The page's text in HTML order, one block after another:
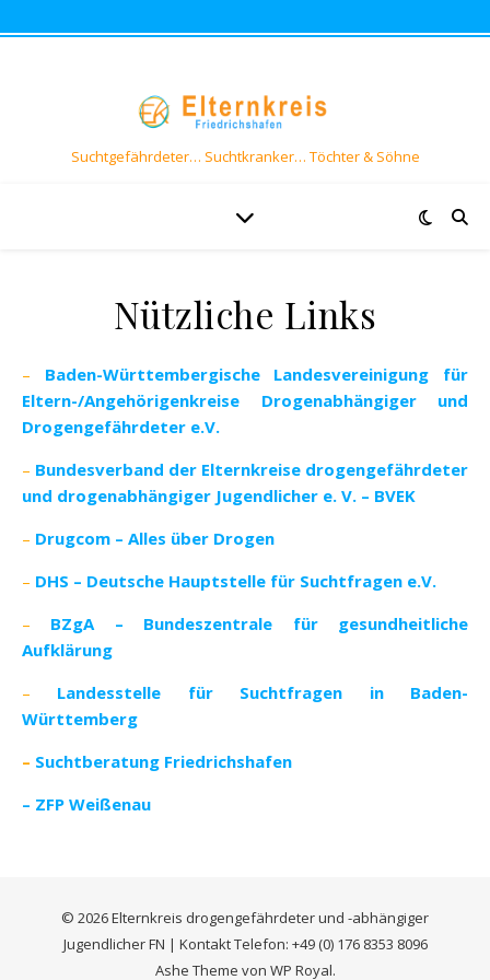
Suchtgefährdeter… Suchtkranker… Töchter & Söhne
Nützliche Links
Baden-Württembergische Landesvereinigung für
Eltern-/Angehörigenkreise Drogenabhängiger und
Drogengefährdeter e.V.
– Bundesverband der Elternkreise drogengefährdeter
und drogenabhängiger Jugendlicher e. V. – BVEK
– Drugcom – Alles über Drogen
– DHS – Deutsche Hauptstelle für Suchtfragen e.V.
– BZgA – Bundeszentrale für gesundheitliche
Aufklärung
– Landesstelle für Suchtfragen in Baden-
Württemberg
– Suchtberatung Friedrichshafen
– ZFP Weißenau
© 2026 Elternkreis drogengefährdeter und -abhängiger
Jugendlicher FN | Kontakt Telefon: +49 (0) 176 8353 8096
Ashe Theme von WP Royal.